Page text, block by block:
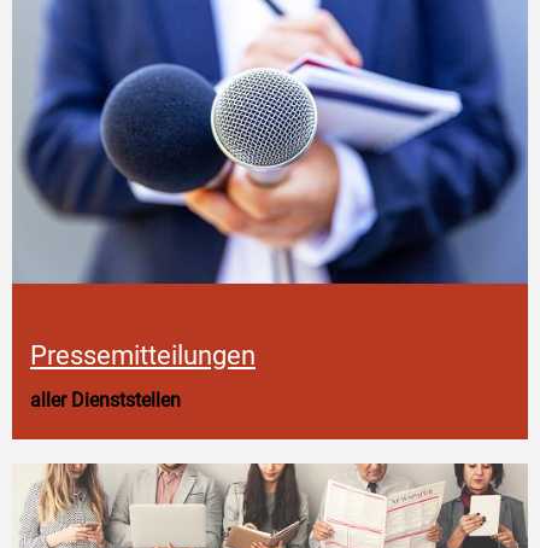
Pressemitteilungen
aller Dienststellen